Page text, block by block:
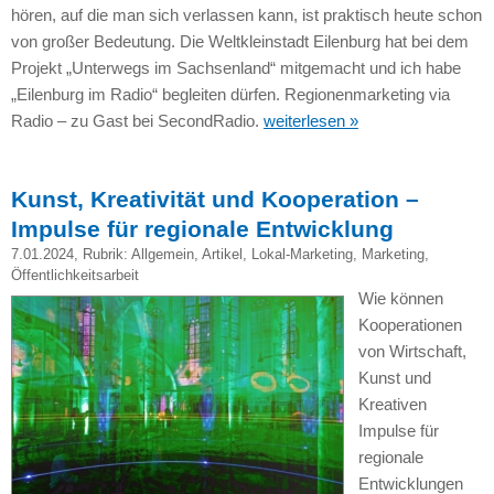
hören, auf die man sich verlassen kann, ist praktisch heute schon
von großer Bedeutung. Die Weltkleinstadt Eilenburg hat bei dem
Projekt „Unterwegs im Sachsenland“ mitgemacht und ich habe
„Eilenburg im Radio“ begleiten dürfen. Regionenmarketing via
Radio – zu Gast bei SecondRadio. weiterlesen »
Kunst, Kreativität und Kooperation –
Impulse für regionale Entwicklung
7.01.2024, Rubrik: Allgemein, Artikel Lokal-Marketing, Marketing,
Öffentlichkeitsarbeit
Wie können
Kooperationen
von Wirtschaft,
Kunst und
Kreativen
Impulse für
regionale
Entwicklungen